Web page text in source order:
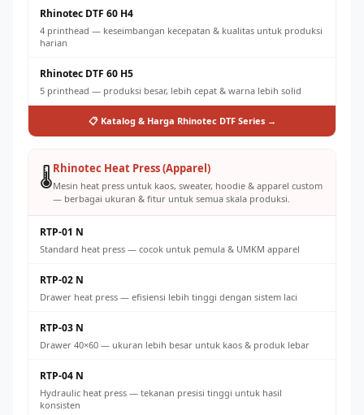
Rhinotec DTF 60 H4
4 printhead — keseimbangan kecepatan & kualitas untuk produksi
harian
Rhinotec DTF 60 H5
5 printhead — produksi besar, lebih cepat & warna lebih solid
📋 Katalog & Harga Rhinotec DTF Series →
🌡️Rhinotec Heat Press (Apparel)
Mesin heat press untuk kaos, sweater, hoodie & apparel custom
— berbagai ukuran & fitur untuk semua skala produksi.
RTP-01 N
Standard heat press — cocok untuk pemula & UMKM apparel
RTP-02 N
Drawer heat press — efisiensi lebih tinggi dengan sistem laci
RTP-03 N
Drawer 40×60 — ukuran lebih besar untuk kaos & produk lebar
RTP-04 N
Hydraulic heat press — tekanan presisi tinggi untuk hasil
konsisten